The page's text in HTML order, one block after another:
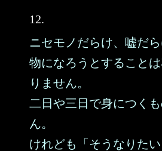
12.
ニセモノだらけ、嘘だ
物になろうとすること
りません。
二日や三日で身につく
ん。
けれども「そうなりた